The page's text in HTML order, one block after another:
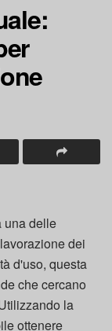
una delle
dei
d'uso, questa
che cercano
la
ottenere